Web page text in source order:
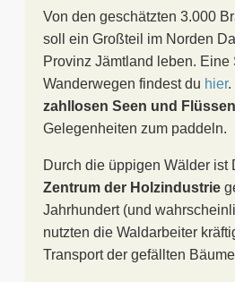
Von den geschätzten 3.000
soll ein Großteil im Norden
Provinz Jämtland leben. Eine
Wanderwegen findest du hier.
zahllosen Seen und Flüssen
Gelegenheiten zum paddeln.
Durch die üppigen Wälder ist
Zentrum der Holzindustrie
Jahrhundert (und
nutzten die Waldarbeiter
Transport der gefällten